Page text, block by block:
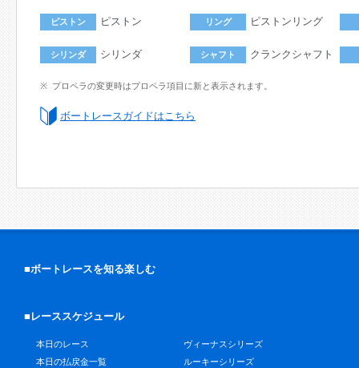
ピストン ピストン リング ピストンリング
シリンダ シリンダ シャフト クランクシャフト
プロペラの変更時はプロペラ項目に新と表示されます。
ボートレースガイドはこちら
■ボートレースを知る楽しむ
■レーススケジュール
本日のレース
本日の払戻金一覧
ヴィーナスシリーズ
ルーキーシリーズ